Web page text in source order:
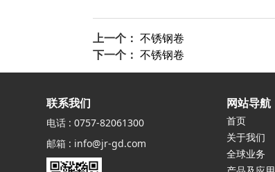
上一个：不锈钢卷
下一个：不锈钢卷
联系我们
电话 : 0757-82061300
邮箱 : info@jr-gd.com
网站导航
首页
关于我们
全球业务